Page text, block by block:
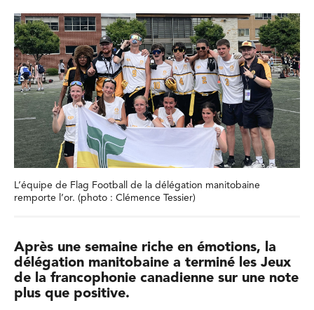
L’équipe de Flag Football de la délégation manitobaine
remporte l’or. (photo : Clémence Tessier)
Après une semaine riche en émotions, la
délégation manitobaine a terminé les Jeux
de la francophonie canadienne sur une note
plus que positive.